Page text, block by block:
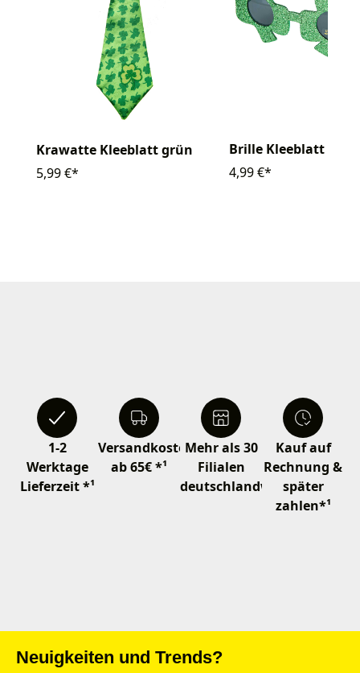
Krawatte Kleeblatt grün
5,99 €*
Brille Kleeblatt
4,99 €*
1-2
Werktage
Lieferzeit *¹
Versandkostenfrei
ab 65€ *¹
Mehr als 30
Filialen
deutschlandweit
Kauf auf
Rechnung &
später
zahlen*¹
Neuigkeiten und Trends?